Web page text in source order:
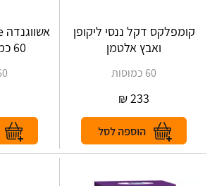
קומפלקס דקל ננסי ליקופן
ואבץ אלטמן
60 כמוסות
233
₪
60 כמוסות אלטמן
60